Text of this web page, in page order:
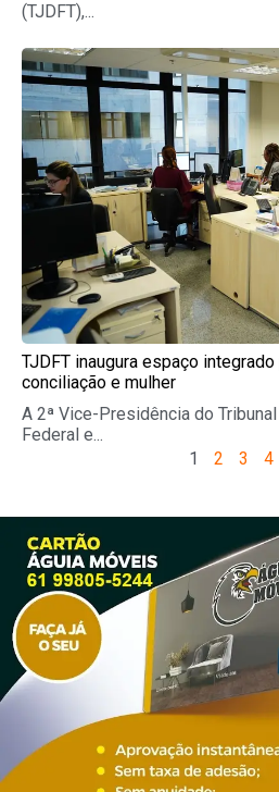
(TJDFT),...
TJDFT inaugura espaço
conciliação e mulher
A 2ª Vice-Presidência do
Federal e...
1
2 3 4